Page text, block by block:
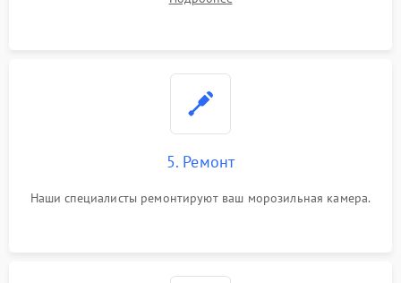
5. Ремонт
Наши специалисты ремонтируют ваш морозильная камера.